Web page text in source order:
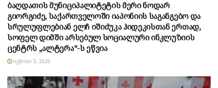
ბაღდათის მუნიციპალიტეტის მერი ნოდარ
გიორგიძე, საქართველოში იაპონიის საგანგებო და
სრულუფლებიან ელჩ იშიძუკა ჰიდეკისთან ერთად,
სოფელ დიმში არსებულ სოციალური ინკლუზიის
ცენტრს „ალტერა“-ს ეწვია
ᲘᲕᲜᲘᲡᲘ 3, 2026